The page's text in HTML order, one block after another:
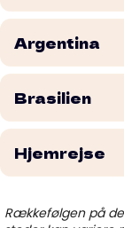
Argentina
Brasilien
Hjemrejse
Rækkefølgen på